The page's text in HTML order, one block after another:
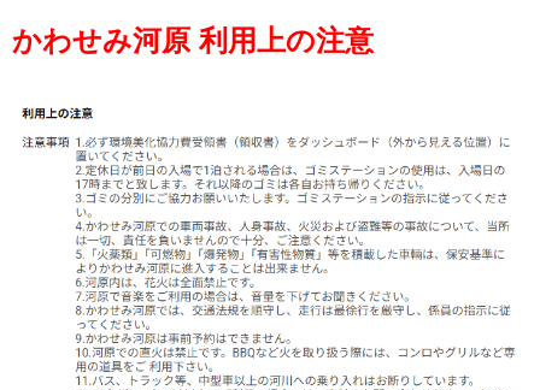
かわせみ河原 利用上の注意